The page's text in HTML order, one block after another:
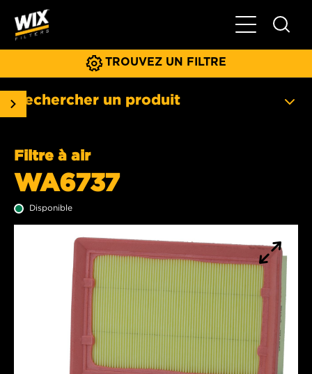
Basculer la
TROUVEZ UN FILTRE
Rechercher un produit
Filtre à air
WA6737
Disponible